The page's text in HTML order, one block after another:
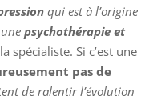
qui est à l’origine
psychothérapie et
spécialiste. Si c’est une
pas de
de ralentir l’évolution